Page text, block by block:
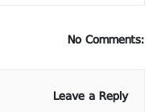
No Comments:
Leave a Reply